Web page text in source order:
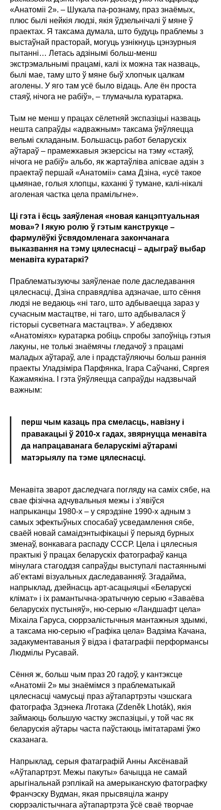
«Анатоміі 2». – Шукала па-рознаму, праз знаёмых,
плюс былі нейкія людзі, якія ўдзельнічалі ў мяне ў
праектах. Я таксама думала, што будуць праблемы з
выстаўнай прасторай, могуць узнікнуць цэнзурныя
пытанні… Летась адзінымі больш-менш
экстрэмальнымі працамі, калі іх можна так назваць,
былі мае, таму што ў мяне быў хлопчык цалкам
аголены. У яго там усё было відаць. Але ён проста
стаяў, нічога не рабіў», – тлумачыла куратарка.
Тым не менш у працах сёлетняй экспазіцыі назваць
нешта сапраўды «адважным» таксама ўяўляецца
вельмі складаным. Большасць работ беларускіх
аўтараў – прамежкавыя экзерсісы на тэму «стаяў,
нічога не рабіў» альбо, як жартаўліва апісвае адзін з
праектаў першай «Анатоміі» сама Дзіна, «усё такое
цьмянае, голыя хлопцы, каханкі ў тумане, калі-нікалі
аголеная частка цела прамільгне».
Ці гэта і ёсць заяўленая «новая канцэптуальная
мова»? І якую ролю ў гэтым канструкце –
фармулёўкі ўсвядомленага закончанага
выказвання на тэму цялеснасці – адыграў выбар
менавіта куратаркі?
Праблематызуючы заяўленае поле даследавання
цялеснасці, Дзіна справядліва адзначае, што сёння
людзі не ведаюць «ні таго, што адбываецца зараз у
сучасным мастацтве, ні таго, што адбывалася ў
гісторыі сусветнага мастацтва». У абедзвюх
«Анатоміях» куратарка робіць спробы запоўніць гэтыя
лакуны, не толькі знаёмячы гледачоў з працамі
маладых аўтараў, але і прадстаўляючы больш раннія
праекты Уладзіміра Парфянка, Ігара Саўчанкі, Сяргея
Кажамякіна. І гэта ўяўляецца сапраўды надзвычай
важным:
перш чым казаць пра смеласць, навізну і
правакацыі ў 2010-х гадах, звярнуцца менавіта
да напрацаванага беларускімі аўтарамі
матэрыялу па тэме цялеснасці.
Менавіта зварот даследчага погляду на саміх сябе, на
свае фізічна адчувальныя межы і з’явіўся
напрыканцы 1980-х – у сярэдзіне 1990-х адным з
самых эфектыўных спосабаў усведамлення сябе,
сваёй новай самаідэнтыфікацыі ў перыяд бурных
зменаў, вонкавага распаду СССР. Цела і цялесныя
практыкі ў працах беларускіх фатографаў канца
мінулага стагоддзя сапраўды выступалі пастаяннымі
аб’ектамі візуальных даследаванняў. Згадайма,
напрыклад, дзейнасць арт-асацыяцыі «Беларускі
клімат» і іх рамантычна-эратычную серыю «Заваёва
беларускіх пустыняў», ню-серыю «Ландшафт цела»
Міхаіла Гаруса, сюррэалістычныя мантажныя здымкі,
а таксама ню-серыю «Графіка цела» Вадзіма Качана,
задакументаваныя ў відэа і фатаграфіі перформансы
Людмілы Русавай.
Сёння ж, больш чым праз 20 гадоў, у кантэксце
«Анатоміі 2» мы знаёмімся з праблематыкай
цялеснасці чамусьці праз аўтапартрэты чэшскага
фатографа Здэнека Лготака (Zdeněk Lhoták), якія
займаюць большую частку экспазіцыі, у той час як
беларускія аўтары часта паўстаюць імітатарамі ўжо
сказанага.
Напрыклад, серыя фатаграфій Анны Аксёнавай
«Аўтапартрэт. Межы пакуты» бачыцца не самай
арыгінальнай рэплікай на амерыканскую фатографку
Франчэску Вудман, якая прысвяціла жанру
сюррэалістычнага аўтапартрэта ўсё сваё творчае